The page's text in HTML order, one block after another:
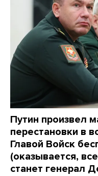
Путин произвел
перестановки в
Главой Войск
(оказывается,
станет генерал